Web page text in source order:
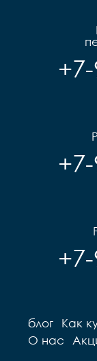
блог Как
О нас